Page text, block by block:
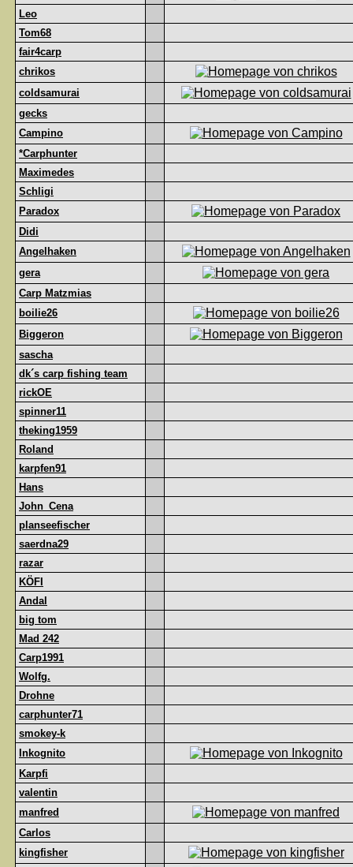
Leo
Tom68
fair4carp
chrikos
coldsamurai
gecks
Campino
*Carphunter
Maximedes
Schligi
Paradox
Didi
Angelhaken
gera
Carp Matzmias
boilie26
Biggeron
sascha
dk´s carp fishing team
rickOE
spinner11
theking1959
Roland
karpfen91
Hans
John_Cena
planseefischer
saerdna29
razar
KÖFI
Andal
big tom
Mad 242
Carp1991
Wolfg.
Drohne
carphunter71
smokey-k
Inkognito
Karpfi
valentin
manfred
Carlos
kingfisher